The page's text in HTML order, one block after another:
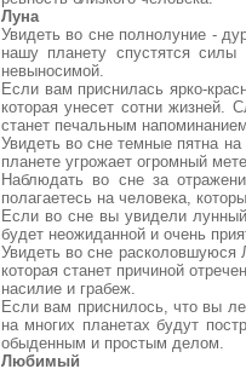
Луна
Увидеть во сне полнолуние -
нашу планету спустятся
невыносимой.
Если вам приснилась ярко-
которая унесет сотни жизней.
станет печальным
Увидеть во сне темные пятна
планете угрожает огромный
Наблюдать во сне за
полагаетесь на человека,
Если во сне вы увидели
будет неожиданной и очень
Увидеть во сне расколовшуюся
которая станет причиной
насилие и грабеж.
Если вам приснилось, что вы
на многих планетах будут
обыденным и простым делом.
Любимый